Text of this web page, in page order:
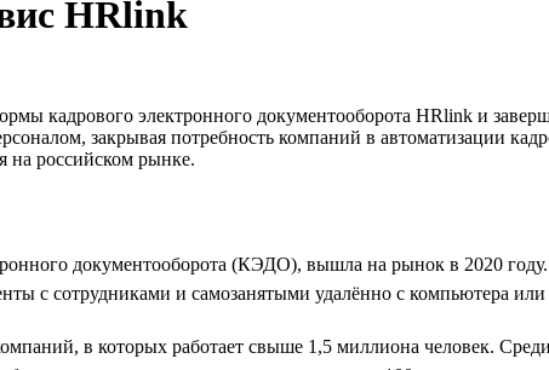
HRlink
кадрового электронного документооборота HRlink и
закрывая потребность компаний в автоматизации
на российском рынке.
документооборота (КЭДО), вышла на рынок в 2020
с сотрудниками и самозанятыми удалённо с компьютера или
в которых работает свыше 1,5 миллиона человек.